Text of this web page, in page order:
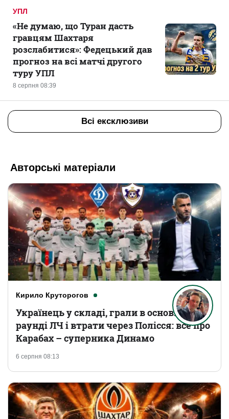
УПЛ
8 серпня 08:39
«Не думаю, що Туран дасть
гравцям Шахтаря
розслабитися»: Федецький дав
прогноз на всі матчі другого
туру УПЛ
Всі ексклюзиви
Авторські матеріали
Кирило Круторогов
6 серпня 08:13
Українець у складі, грали в основному
раунді ЛЧ і втрати через Полісся: все про
Карабах – суперника Динамо